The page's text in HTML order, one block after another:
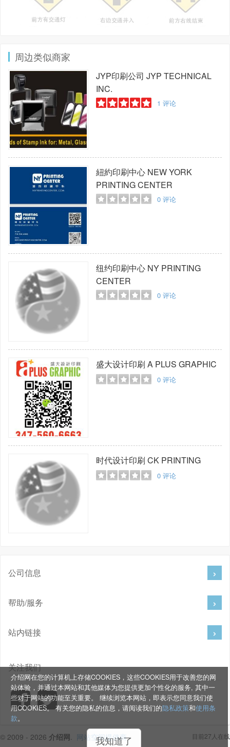
周边类似商家
JYP印刷公司 JYP TECHNICAL
INC.
1 评论
紐約印刷中心NEW YORK
PRINTING CENTER
0评论
纽约印刷中心NY PRINTING
CENTER
0评论
盛大设计印刷 A PLUS GRAPHIC
0评论
时代设计印刷 CK PRINTING
0评论
介绍网在您的计算机上存储COOKIES，这些COOKIES用于改善您的网
站体验，并通过本网站和其他媒体为您提供更加个性化的服务, 其中一
些对于网站的功能至关重要。 继续浏览本网站，即表示您同意我们使
用COOKIES。 有关您的隐私的信息，请阅读我们的隐私政策和使用条
款。
我知道了
公司信息
帮助/服务
站内链接
关注我们
© 2009 - 2026 介绍网. 网站空间提供商 目前27人在线